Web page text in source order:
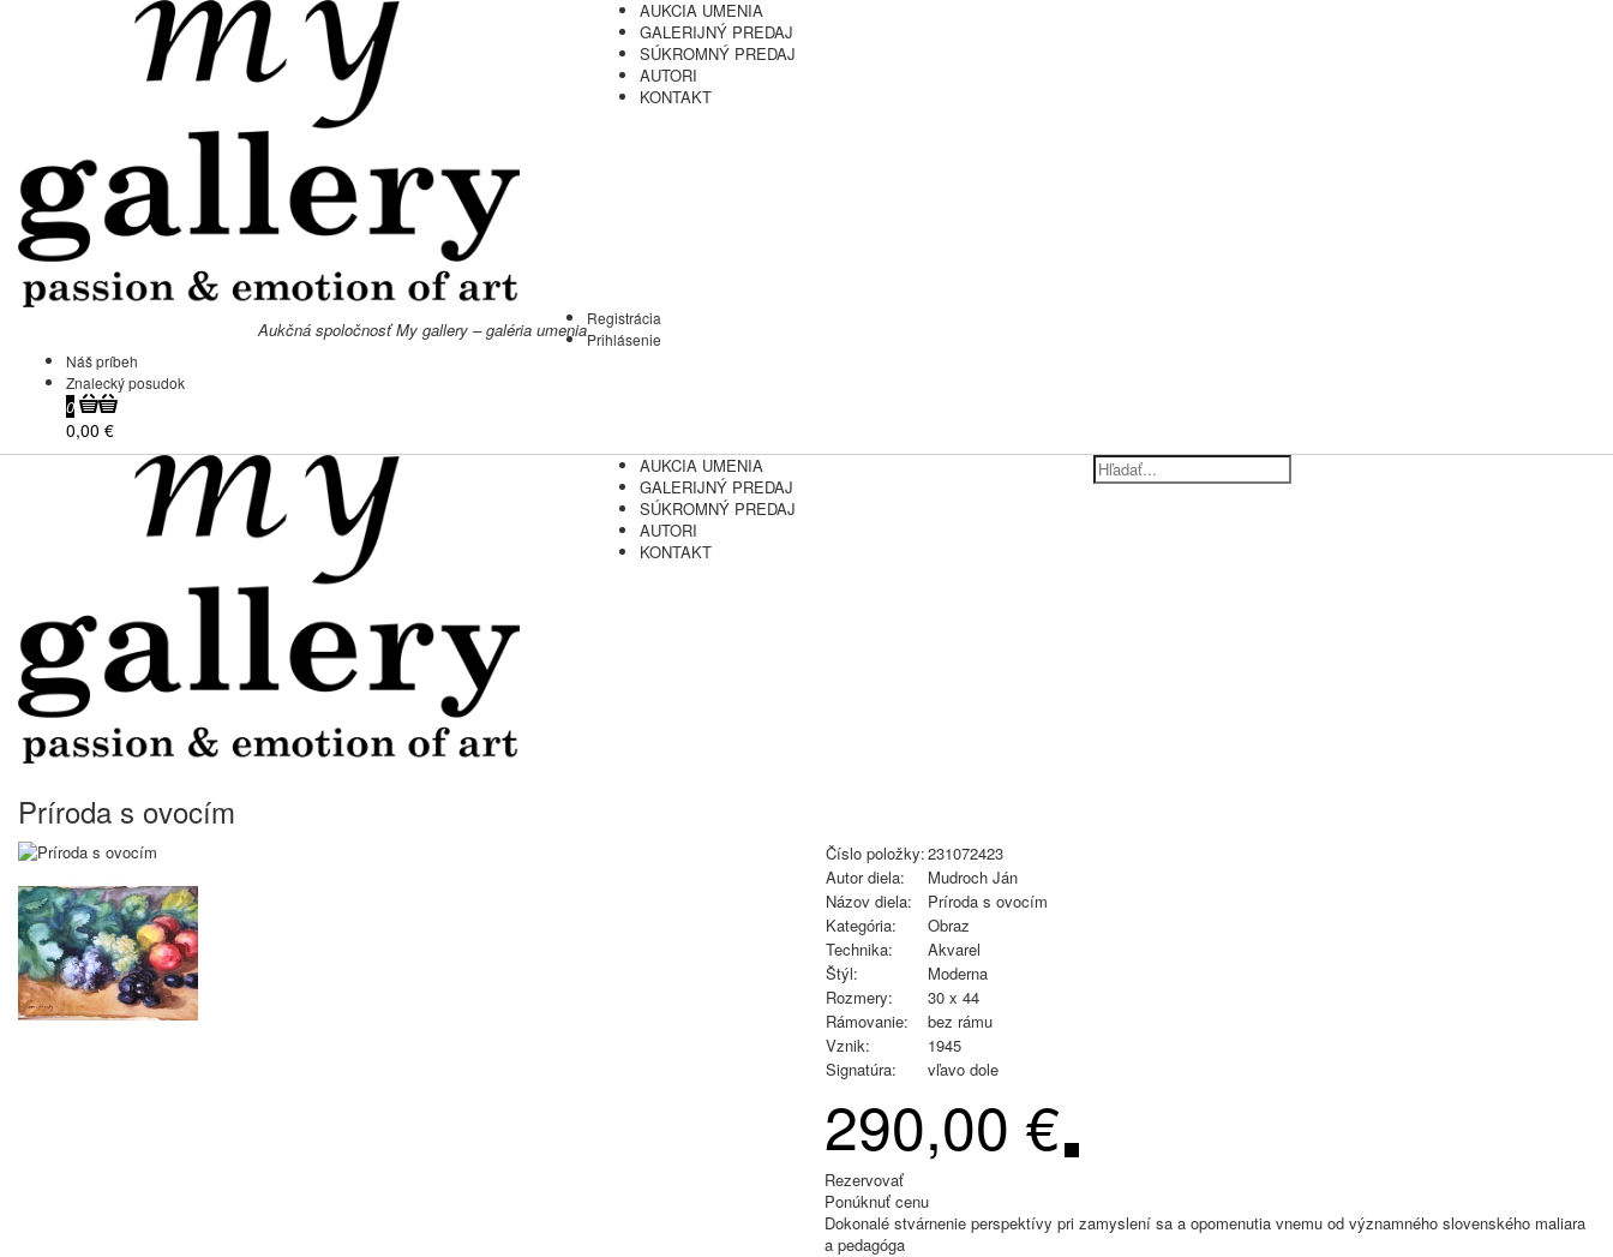
AUKCIA UMENIA
GALERIJNÝ PREDAJ
SÚKROMNÝ PREDAJ
AUTORI
KONTAKT
Aukčná spoločnosť My gallery – galéria umenia
Registrácia
Prihlásenie
Náš príbeh
Znalecký posudok
0
0,00 €
AUKCIA UMENIA
GALERIJNÝ PREDAJ
SÚKROMNÝ PREDAJ
AUTORI
KONTAKT
Príroda s ovocím
Číslo položky:231072423
Autor diela:
Mudroch Ján
Názov diela:
Príroda s ovocím
Kategória:
Obraz
Technika:
Akvarel
Štýl:
Moderna
Rozmery:
30 x 44
Rámovanie:
bez rámu
Vznik:
1945
Signatúra:
vľavo dole
290,00 €
Rezervovať
Ponúknuť cenu
Dokonalé stvárnenie perspektívy pri zamyslení sa a opomenutia vnemu od významného slovenského maliara
a pedagóga